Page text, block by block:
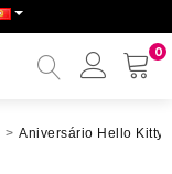
0
Minha
> Aniversário Hello Kitty